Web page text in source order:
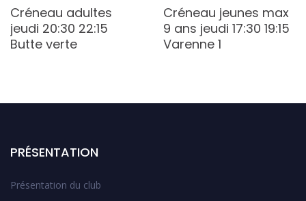
Créneau adultes
jeudi 20:30 22:15
Butte verte
Créneau jeunes max
9 ans jeudi 17:30 19:15
Varenne 1
PRÉSENTATION
Présentation du club